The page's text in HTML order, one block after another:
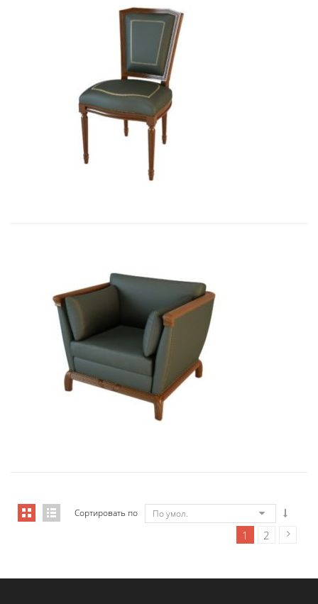
Art&Moble 01004 Стул неподвижны...
2 850,33
01006 Кресло Бордон...
9 434,46
Сортировать по По умол.
1 2